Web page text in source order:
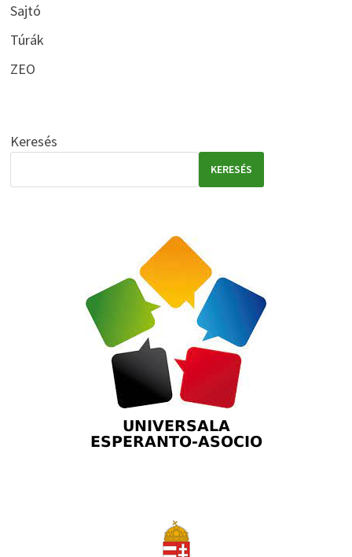
Sajtó
Túrák
ZEO
Keresés
KERESÉS